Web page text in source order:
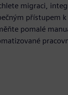
migraci,
přístupem
pomalé